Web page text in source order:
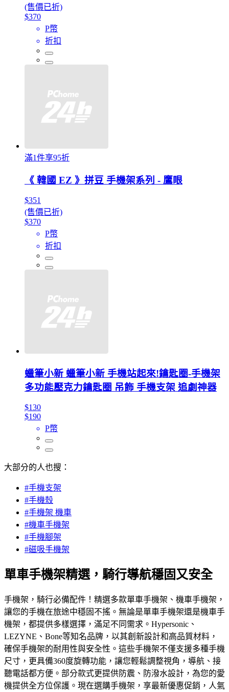
(售價已折)
$370
P幣
折扣
滿1件享95折
《 韓國 EZ 》拼豆 手機架系列 - 鷹眼
$351
(售價已折)
$370
P幣
折扣
蠟筆小新 蠟筆小新 手機站起來!鑰匙圈-手機架
多功能壓克力鑰匙圈 吊飾 手機支架 追劇神器
$130
$190
P幣
大部分的人也搜：
#手機支架
#手機殼
#手機架 機車
#機車手機架
#手機腳架
#磁吸手機架
單車手機架精選，騎行導航穩固又安全
手機架，騎行必備配件！精選多款單車手機架、機車手機架，
讓您的手機在旅途中穩固不搖。無論是單車手機架還是機車手
機架，都提供多樣選擇，滿足不同需求。Hypersonic、
LEZYNE、Bone等知名品牌，以其創新設計和高品質材料，
確保手機架的耐用性與安全性。這些手機架不僅支援多種手機
尺寸，更具備360度旋轉功能，讓您輕鬆調整視角，導航、接
聽電話都方便。部分款式更提供防震、防潑水設計，為您的愛
機提供全方位保護。現在選購手機架，享最新優惠促銷，人氣